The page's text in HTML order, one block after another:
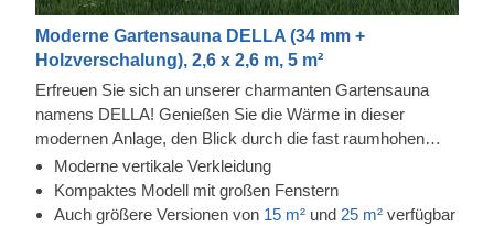
Moderne Gartensauna DELLA (34 mm +
Holzverschalung), 2,6 x 2,6 m, 5 m²
Erfreuen Sie sich an unserer charmanten Gartensauna
namens DELLA! Genießen Sie die Wärme in dieser
modernen Anlage, den Blick durch die fast raumhohen
Fenster und spüren Sie dabei, wie die Anspannung immer
mehr von Ihrem Körper abfällt. Die Fassadenverkleidung
ist eine zusätzliche Schicht, die zur Robustheit und
Moderne vertikale Verkleidung
Kompaktes Modell mit großen Fenstern
Auch größere Versionen von 15 m² und 25 m² verfügbar